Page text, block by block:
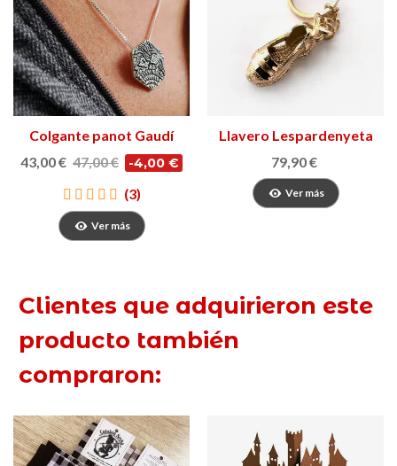
Colgante panot Gaudí
43,00 € 47,00 € -4,00 €
(3)
Ver más
Llavero Lespardenyeta
79,90 €
Ver más
Clientes que adquirieron este
producto también
compraron: